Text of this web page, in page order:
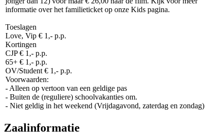
informatie over het familieticket op onze Kids pagina.
Toeslagen
Love, Vip € 1,- p.p.
Kortingen
CJP € 1,- p.p.
65+ € 1,- p.p.
OV/Student € 1,- p.p.
Voorwaarden:
- Alleen op vertoon van een geldige pas
- Buiten de (reguliere) schoolvakanties om.
- Niet geldig in het weekend (Vrijdagavond, zaterdag en zondag)
Zaalinformatie